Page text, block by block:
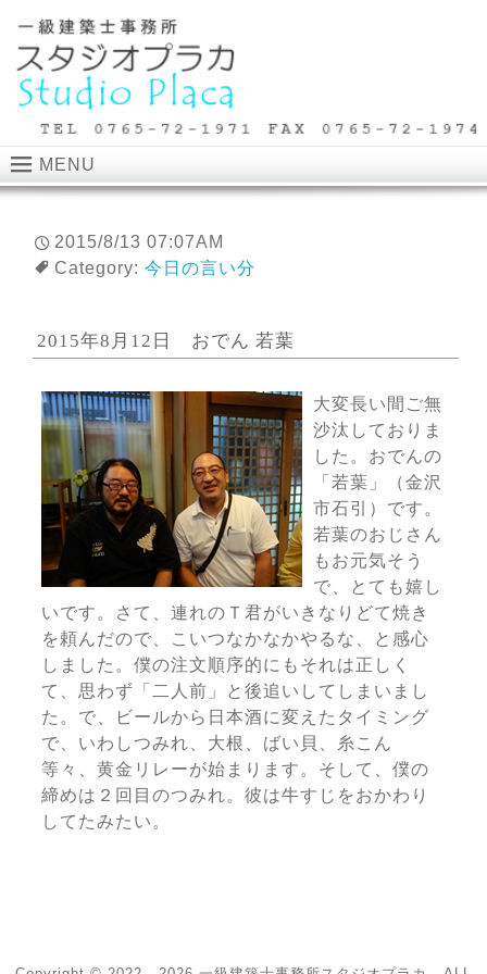
MENU
2015/8/13 07:07AM
Category: 今日の言い分
2015年8月12日 おでん 若葉
大変長い間ご無
沙汰しておりま
した。おでんの
「若葉」（金沢
市石引）です。
若葉のおじさん
もお元気そう
で、とても嬉し
いです。さて、連れのＴ君がいきなりどて焼き
を頼んだので、こいつなかなかやるな、と感心
しました。僕の注文順序的にもそれは正しく
て、思わず「二人前」と後追いしてしまいまし
た。で、ビールから日本酒に変えたタイミング
で、いわしつみれ、大根、ばい貝、糸こん
等々、黄金リレーが始まります。そして、僕の
締めは２回目のつみれ。彼は牛すじをおかわり
してたみたい。